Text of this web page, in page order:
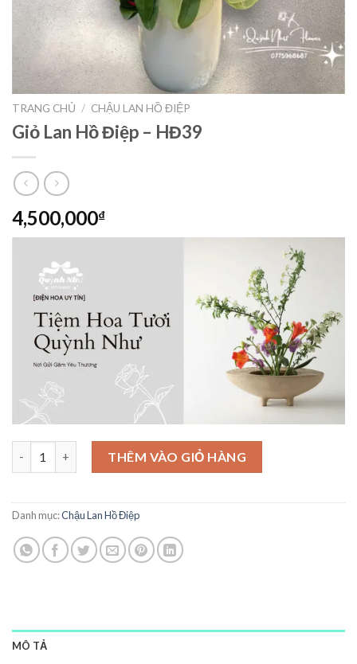
TRANG CHỦ / CHẬU LAN HỒ ĐIỆP
Giỏ Lan Hồ Điệp – HĐ39
4,500,000₫
Giỏ Lan Hồ Điệp - HĐ39 số lượng
THÊM VÀO GIỎ HÀNG
Danh mục:Chậu Lan Hồ Điệp
MÔ TẢ